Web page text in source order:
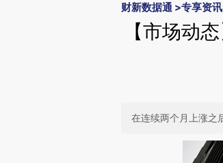
财新数据通 >专享资讯
【市场动
在连续两个月上涨之